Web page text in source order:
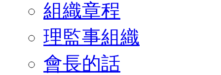
組織章程
理監事組織
會長的話